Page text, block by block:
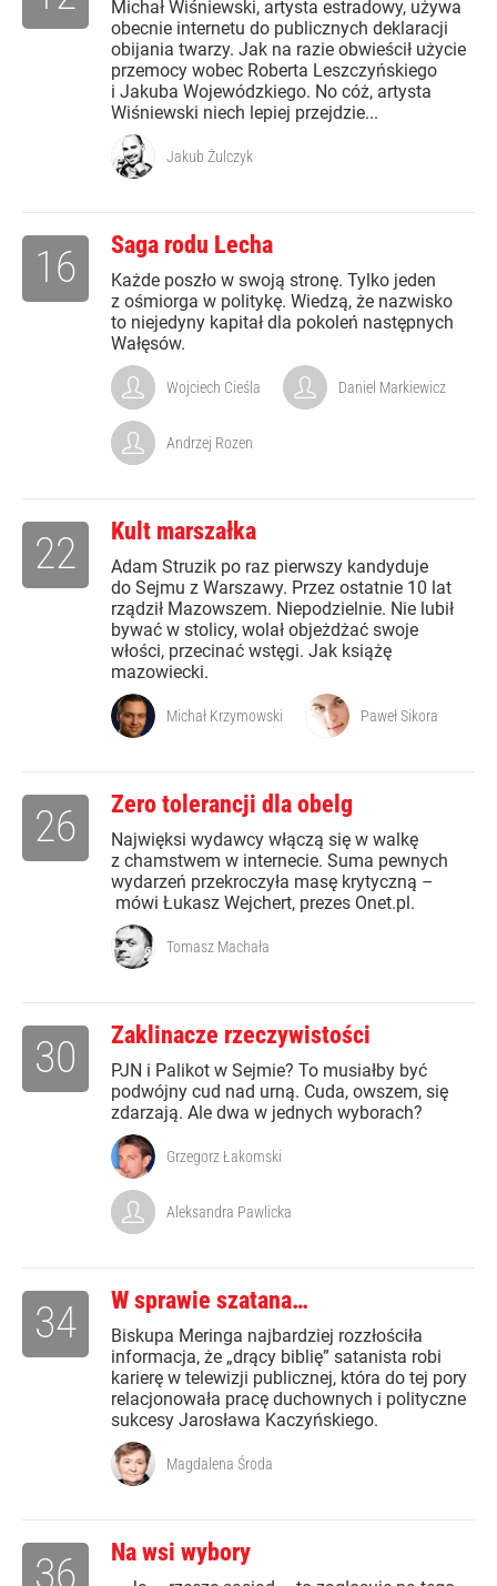
Michał Wiśniewski, artysta estradowy, używa
obecnie internetu do publicznych deklaracji
obijania twarzy. Jak na razie obwieścił użycie
przemocy wobec Roberta Leszczyńskiego
i Jakuba Wojewódzkiego. No cóż, artysta
Wiśniewski niech lepiej przejdzie...
Jakub Żulczyk
Saga rodu Lecha
Każde poszło w swoją stronę. Tylko jeden
z ośmiorga w politykę. Wiedzą, że nazwisko
to niejedyny kapitał dla pokoleń następnych
Wałęsów.
16
Wojciech Cieśla Daniel Markiewicz
Andrzej Rozen
Kult marszałka
Adam Struzik po raz pierwszy kandyduje
do Sejmu z Warszawy. Przez ostatnie 10 lat
rządził Mazowszem. Niepodzielnie. Nie lubił
bywać w stolicy, wolał objeżdżać swoje
włości, przecinać wstęgi. Jak książę
mazowiecki.
22
Michał Krzymowski Paweł Sikora
Zero tolerancji dla obelg
Najwięksi wydawcy włączą się w walkę
z chamstwem w internecie. Suma pewnych
wydarzeń przekroczyła masę krytyczną –
mówi Łukasz Wejchert, prezes Onet.pl.
26
Tomasz Machała
Zaklinacze rzeczywistości
PJN i Palikot w Sejmie? To musiałby być
podwójny cud nad urną. Cuda, owszem, się
zdarzają. Ale dwa w jednych wyborach?
30
Grzegorz Łakomski
Aleksandra Pawlicka
W sprawie szatana…
Biskupa Meringa najbardziej rozzłościła
informacja, że „drący biblię” satanista robi
karierę w telewizji publicznej, która do tej pory
relacjonowała pracę duchownych i polityczne
sukcesy Jarosława Kaczyńskiego.
34
Magdalena Środa
Na wsi wybory
36